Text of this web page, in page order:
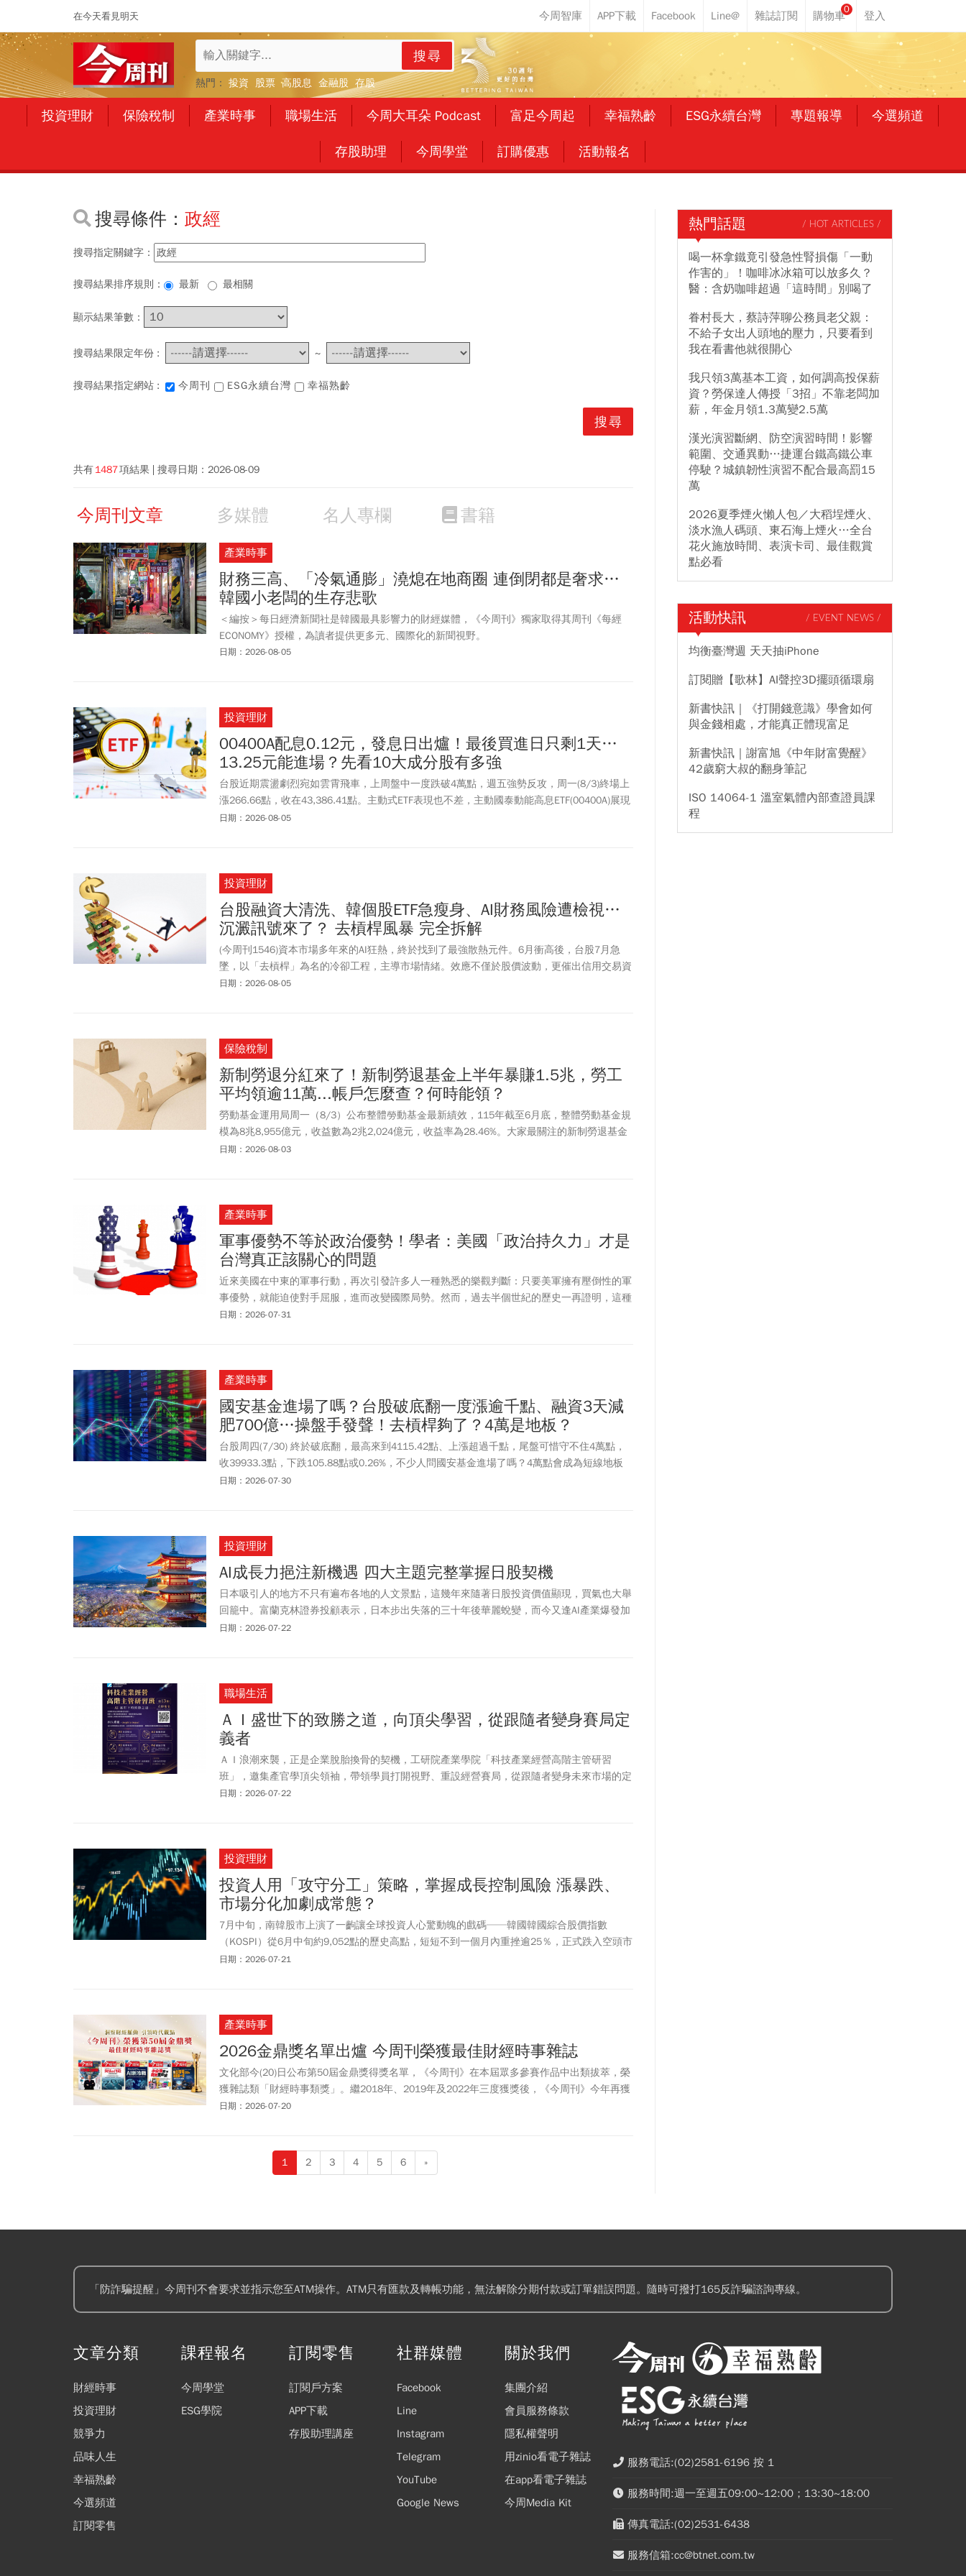
在今天看見明天
0
搜尋
熱門： 投資 股票 高股息 金融股 存股
投資理財 保險稅制 產業時事 職場生活 今周大耳朵 Podcast 富足今周起 幸福熟齡 ESG永續台灣 專題報導 今選頻道
存股助理 今周學堂 訂購優惠 活動報名
搜尋條件： 政經
搜尋指定關鍵字：
搜尋結果排序規則： 最新 最相關
顯示結果筆數：
搜尋結果限定年份 : ~
搜尋結果指定網站 : 今周刊 ESG永續台灣 幸福熟齡
共有1487項結果 搜尋日期： 2026-08-09
今周刊文章 多媒體 名人專欄 書籍
產業時事
財務三高、「冷氣通膨」澆熄在地商圈 連倒閉都是奢求…
韓國小老闆的生存悲歌
＜編按＞每日經濟新聞社是韓國最具影響力的財經媒體，《今周刊》獨家取得其周刊《每經
ECONOMY》授權，為讀者提供更多元、國際化的新聞視野。
日期：2026-08-05
投資理財
00400A配息0.12元，發息日出爐！最後買進日只剩1天…
13.25元能進場？先看10大成分股有多強
台股近期震盪劇烈宛如雲霄飛車，上周盤中一度跌破4萬點，週五強勢反攻，周一(8/3)終場上
漲266.66點，收在43,386.41點。主動式ETF表現也不差，主動國泰動能高息ETF(00400A)展現
主動選股優勢，台股進入反彈，週三(8/5)大漲1400多點，突破季線反壓，也讓00400A順利填
(3037)、旺矽(6223)、川湖(2059)及信驊(5274)，上周五單日漲幅多介於9%至10%，展現主動
選股掌握市場強勢族群的優勢。理財作家楊倩琳過往曾在臉書粉專分享，00400A月配息設計
能打造穩定現金流，對小資族來說很重要的是，現金流不是1年1次，而是每個月都有感。
日期：2026-08-05
投資理財
台股融資大清洗、韓個股ETF急瘦身、AI財務風險遭檢視…
沉澱訊號來了？ 去槓桿風暴 完全拆解
(今周刊1546)資本市場多年來的AI狂熱，終於找到了最強散熱元件。6月衝高後，台股7月急
墜，以「去槓桿」為名的冷卻工程，主導市場情緒。效應不僅於股價波動，更催出信用交易資
訊揭露、「關禁閉」制度的熱烈討論。向上延伸，槓桿鬧劇的源頭韓國股市，火速急推降溫新
日期：2026-08-05
保險稅制
新制勞退分紅來了！新制勞退基金上半年暴賺1.5兆，勞工
平均領逾11萬...帳戶怎麼查？何時能領？
勞動基金運用局周一（8/3）公布整體勞動基金最新績效，115年截至6月底，整體勞動基金規
模為8兆8,955億元，收益數為2兆2,024億元，收益率為28.46%。大家最關注的新制勞退基金
規模為5兆7963億元，收益數為1.527兆元，收益率28.19%，若以目前參與收益分配的新制勞
能領？勞退基金每年3月都會分配前1年績效收益，分紅依照勞工帳戶內金額、投保年資、月提
撥金額比例分配，這筆錢勞保退休金要60歲才能開始提領！基於個人資料保護法之規範，並保
護勞工隱私權，勞工本人可透過勞保局e化服務系統、或以勞動保障卡及郵政金融卡至發卡銀
行(郵局)ATM、或親至勞保局各地辦事處臨櫃查詢勞工退休金個人專戶資料。年滿60歲之勞工
申請退休金前，亦可先至勞保局e化服務系統試算個人專戶核發金額，或至勞保局各地辦事處
以臨櫃方式查詢及試算核發金額。
日期：2026-08-03
產業時事
軍事優勢不等於政治優勢！學者：美國「政治持久力」才是
台灣真正該關心的問題
近來美國在中東的軍事行動，再次引發許多人一種熟悉的樂觀判斷：只要美軍擁有壓倒性的軍
事優勢，就能迫使對手屈服，進而改變國際局勢。然而，過去半個世紀的歷史一再證明，這種
推論並不成立。從越戰、阿富汗到近年的中東衝突，美軍幾乎都能迅速取得戰場主導權，卻未
日期：2026-07-31
產業時事
國安基金進場了嗎？台股破底翻一度漲逾千點、融資3天減
肥700億…操盤手發聲！去槓桿夠了？4萬是地板？
台股周四(7/30) 終於破底翻，最高來到4115.42點、上漲超過千點，尾盤可惜守不住4萬點，
收39933.3點，下跌105.88點或0.26%，不少人問國安基金進場了嗎？4萬點會成為短線地板
嗎？國民黨立委賴士葆在立院公聽會上詢問財政部次長、國安基金操盤手阮清華，國安基金是
際股市高度連動，國際股市表現不佳，台股也跟著受到影響，但有漲有跌情況很正常，台股昨
天走跌，今天又上漲，「國安基金的立場很簡單，就是持續密切關注國內、國外
果出現特殊狀況，國安基金將適時處理」。週三尾盤台股硬拉上4萬點穩軍心，傳出八大公股
行庫已動手護盤，兩天加碼金額高達226億元，證交所晚間也發出新聞稿喊話投資人，台股基
本面不變，必要時會配合主管機關採取穩定措施。
日期：2026-07-30
投資理財
AI成長力挹注新機遇 四大主題完整掌握日股契機
日本吸引人的地方不只有遍布各地的人文景點，這幾年來隨著日股投資價值顯現，買氣也大舉
回籠中。富蘭克林證券投顧表示，日本步出失落的三十年後華麗蛻變，而今又逢AI產業爆發加
持，後市水漲船高，進一步盤點日本擁有獨特的三大結構性優勢、四大產業亮點，中長期行情
日期：2026-07-22
職場生活
ＡＩ盛世下的致勝之道，向頂尖學習，從跟隨者變身賽局定
義者
ＡＩ浪潮來襲，正是企業脫胎換骨的契機，工研院產業學院「科技產業經營高階主管研習
班」，邀集產官學頂尖領袖，帶領學員打開視野、重設經營賽局，從跟隨者變身未來市場的定
義者。
日期：2026-07-22
投資理財
投資人用「攻守分工」策略，掌握成長控制風險 漲暴跌、
市場分化加劇成常態？
7月中旬，南韓股市上演了一齣讓全球投資人心驚動魄的戲碼──韓國韓國綜合股價指數
（KOSPI）從6月中旬約9,052點的歷史高點，短短不到一個月內重挫逾25％，正式跌入空頭市
場，並在7月13日單日大跌近9％，寫下今年以來第七次觸發熔斷的紀錄。
日期：2026-07-21
產業時事
2026金鼎獎名單出爐 今周刊榮獲最佳財經時事雜誌
文化部今(20)日公布第50屆金鼎獎得獎名單，《今周刊》在本屆眾多參賽作品中出類拔萃，榮
獲雜誌類「財經時事類獎」。繼2018年、2019年及2022年三度獲獎後，《今周刊》今年再獲
評審肯定，近十年來，第四度奪下金鼎獎最佳財經時事類殊榮，展現長期深耕財經新聞與公共
日期：2026-07-20
1 2 3 4 5 6 »
熱門話題 / HOT ARTICLES /
喝一杯拿鐵竟引發急性腎損傷「一動
作害的」！咖啡冰冰箱可以放多久？
醫：含奶咖啡超過「這時間」別喝了
眷村長大，蔡詩萍聊公務員老父親：
不給子女出人頭地的壓力，只要看到
我在看書他就很開心
我只領3萬基本工資，如何調高投保薪
資？勞保達人傳授「3招」不靠老闆加
薪，年金月領1.3萬變2.5萬
漢光演習斷網、防空演習時間！影響
範圍、交通異動…捷運台鐵高鐵公車
停駛？城鎮韌性演習不配合最高罰15
萬
2026夏季煙火懶人包／大稻埕煙火、
淡水漁人碼頭、東石海上煙火…全台
花火施放時間、表演卡司、最佳觀賞
點必看
活動快訊 / EVENT NEWS /
均衡臺灣週 天天抽iPhone
訂閱贈【歌林】AI聲控3D擺頭循環扇
新書快訊｜《打開錢意識》學會如何
與金錢相處，才能真正體現富足
新書快訊｜謝富旭《中年財富覺醒》
42歲窮大叔的翻身筆記
ISO 14064-1 溫室氣體內部查證員課
程
「防詐騙提醒」今周刊不會要求並指示您至ATM操作。ATM只有匯款及轉帳功能，無法解除分期付款或訂單錯誤問題。隨時可撥打165反詐騙諮詢專線。
文章分類
財經時事
投資理財
競爭力
品味人生
幸福熟齡
今選頻道
訂閱零售
課程報名
今周學堂
ESG學院
訂閱零售
訂閱戶方案
APP下載
存股助理講座
社群媒體
Facebook
Line
Instagram
Telegram
YouTube
Google News
關於我們
集團介紹
會員服務條款
隱私權聲明
用zinio看電子雜誌
在app看電子雜誌
今周Media Kit
服務電話:(02)2581-6196 按 1
服務時間:週一至週五09:00~12:00；13:30~18:00
傳真電話:(02)2531-6438
服務信箱:cc@btnet.com.tw